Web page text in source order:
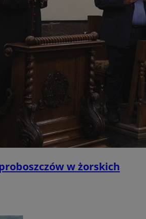
w żorskich